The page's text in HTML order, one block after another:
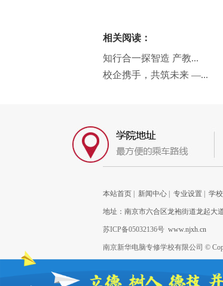
相关阅读：
知行合一探智造 产教...
校企携手，共筑未来 —...
本站首页 新闻中心 专业设置 学
地址：南京市六合区龙袍街道龙起大
苏ICP备05032136号 www.njxh.cn
南京新华电脑专修学校有限公司 ©